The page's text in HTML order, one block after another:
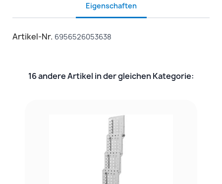
Eigenschaften
Artikel-Nr. 6956526053638
16 andere Artikel in der gleichen Kategorie: